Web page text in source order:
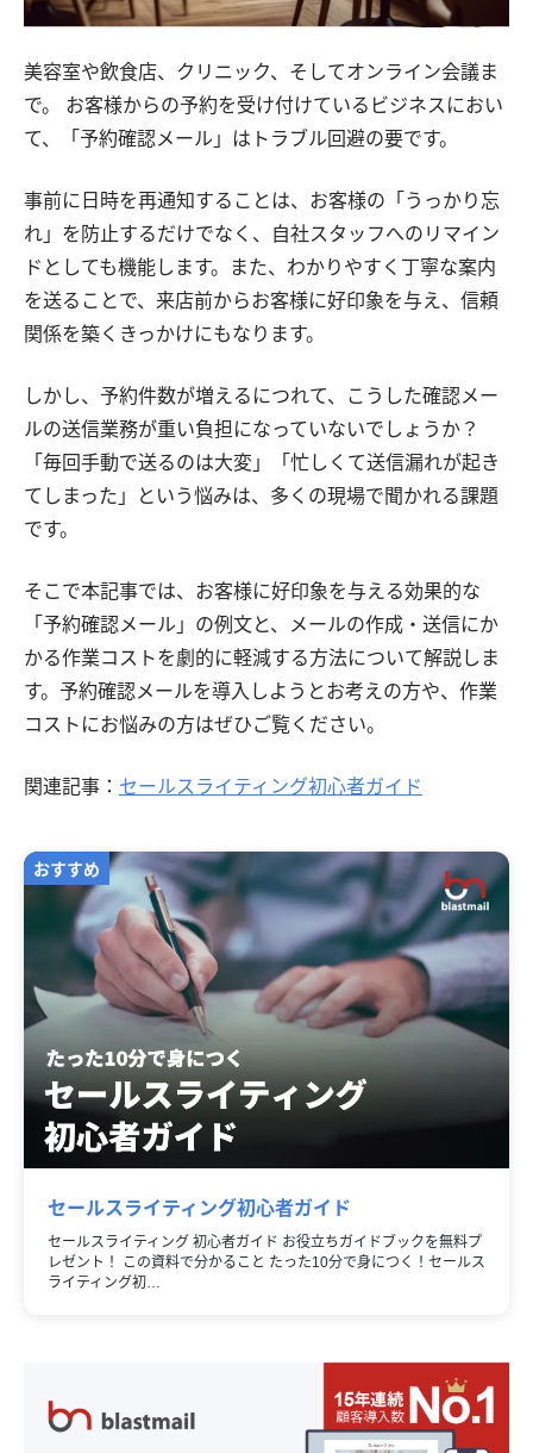
美容室や飲食店、クリニック、そしてオンライン会議ま
で。 お客様からの予約を受け付けているビジネスにおい
て、「予約確認メール」はトラブル回避の要です。
事前に日時を再通知することは、お客様の「うっかり忘
れ」を防止するだけでなく、自社スタッフへのリマイン
ドとしても機能します。また、わかりやすく丁寧な案内
を送ることで、来店前からお客様に好印象を与え、信頼
関係を築くきっかけにもなります。
しかし、予約件数が増えるにつれて、こうした確認メー
ルの送信業務が重い負担になっていないでしょうか？
「毎回手動で送るのは大変」「忙しくて送信漏れが起き
てしまった」という悩みは、多くの現場で聞かれる課題
です。
そこで本記事では、お客様に好印象を与える効果的な
「予約確認メール」の例文と、メールの作成・送信にか
かる作業コストを劇的に軽減する方法について解説しま
す。予約確認メールを導入しようとお考えの方や、作業
コストにお悩みの方はぜひご覧ください。
関連記事： セールスライティング初心者ガイド
セールスライティング初心者ガイド
セールスライティング 初心者ガイド お役立ちガイドブックを無料プ
レゼント！ この資料で分かること たった10分で身につく！セールス
ライティング初…